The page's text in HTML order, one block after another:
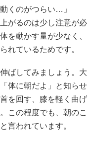
くのがつらい…」
がるのは少し注意が必
を動かす量が少なく、
れているためです。
ばしてみましょう。大
体に朝だよ」と知らせ
を回す、膝を軽く曲げ
この程度でも、朝のこ
言われています。